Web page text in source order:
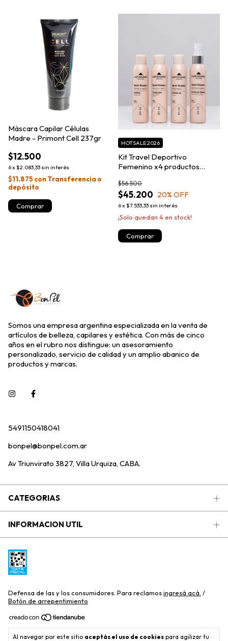
Al navegar por este sitio aceptás el uso de cookies para agilizar tu
Máscara Capilar Células
Madre - Primont Cell 237gr
$12.500
6x $2.083,33 sin interés
$11.875 con Transferencia o
depósito
Kit Travel Deportivo
Femenino x4 productos
$45.200
$56.500
20% OFF
6x $7.533,33 sin interés
HOTSALE 2026
¡Solo quedan 4en stock!
Somos una empresa argentina especializada en la venta de
artículos de belleza, capilares y estética. Con más de cinco
años en el rubro nos distingue: un asesoramiento
personalizado, servicio de calidad y un amplio abanico de
productos y marcas.
5491150418041
bonpel@bonpel.com.ar
Av Triunvirato 3827, Villa Urquiza, CABA.
CATEGORIAS
INFORMACION UTIL
Defensa de las y los consumidores. Para reclamosingresá acá. /
Botón de arrepentimiento
Copyright Bonpel Distribuidora S.R.L - 2026. Todos los derechos
reservados.